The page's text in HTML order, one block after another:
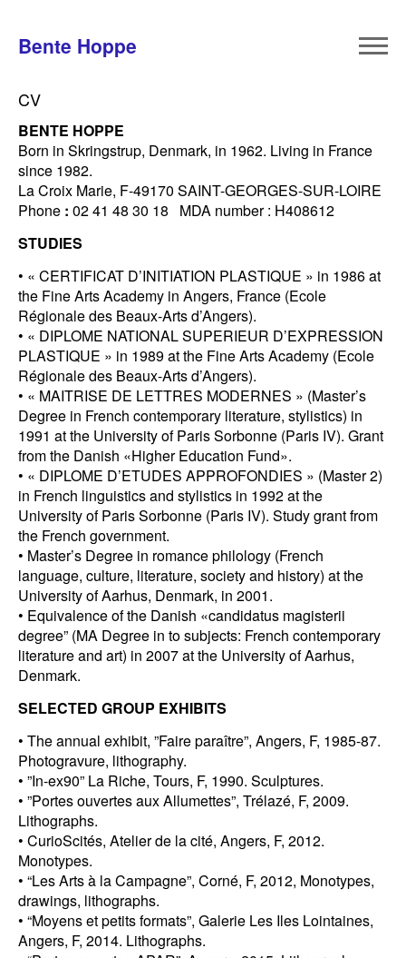
Bente Hoppe
CV
BENTE HOPPE
Born in Skringstrup, Denmark, in 1962. Living in France
since 1982.
La Croix Marie, F-49170 SAINT-GEORGES-SUR-LOIRE
Phone : 02 41 48 30 18 MDA number : H408612
STUDIES
• « CERTIFICAT D’INITIATION PLASTIQUE » in 1986 at
the Fine Arts Academy in Angers, France (Ecole
Régionale des Beaux-Arts d’Angers).
• « DIPLOME NATIONAL SUPERIEUR D’EXPRESSION
PLASTIQUE » in 1989 at the Fine Arts Academy (Ecole
Régionale des Beaux-Arts d’Angers).
• « MAITRISE DE LETTRES MODERNES » (Master’s
Degree in French contemporary literature, stylistics) in
1991 at the University of Paris Sorbonne (Paris IV). Grant
from the Danish «Higher Education Fund».
• « DIPLOME D’ETUDES APPROFONDIES » (Master 2)
in French linguistics and stylistics in 1992 at the
University of Paris Sorbonne (Paris IV). Study grant from
the French government.
• Master’s Degree in romance philology (French
language, culture, literature, society and history) at the
University of Aarhus, Denmark, in 2001.
• Equivalence of the Danish «candidatus magisterii
degree” (MA Degree in to subjects: French contemporary
literature and art) in 2007 at the University of Aarhus,
Denmark.
SELECTED GROUP EXHIBITS
• The annual exhibit, ”Faire paraître”, Angers, F, 1985-87.
Photogravure, lithography.
• ”In-ex90” La Riche, Tours, F, 1990. Sculptures.
• ”Portes ouvertes aux Allumettes”, Trélazé, F, 2009.
Lithographs.
• CurioScités, Atelier de la cité, Angers, F, 2012.
Monotypes.
• “Les Arts à la Campagne”, Corné, F, 2012, Monotypes,
drawings, lithographs.
• “Moyens et petits formats”, Galerie Les Iles Lointaines,
Angers, F, 2014. Lithographs.